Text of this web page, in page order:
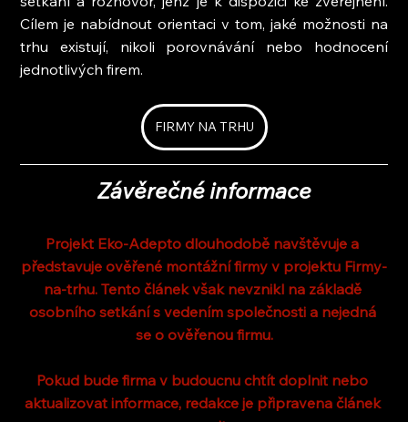
Cílem je nabídnout orientaci v tom, jaké možnosti na
trhu existují, nikoli porovnávání nebo hodnocení
jednotlivých firem.
FIRMY NA TRHU
Závěrečné informace
Projekt Eko-Adepto dlouhodobě navštěvuje a
představuje ověřené montážní firmy v projektu Firmy-
na-trhu. Tento článek však nevznikl na základě
osobního setkání s vedením společnosti a nejedná
se o ověřenou firmu.
Pokud bude firma v budoucnu chtít doplnit nebo
aktualizovat informace, redakce je připravena článek